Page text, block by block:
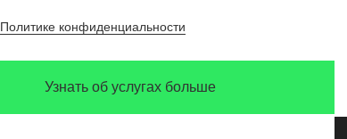
Политике конфиденциальности
Узнать об услугах больше